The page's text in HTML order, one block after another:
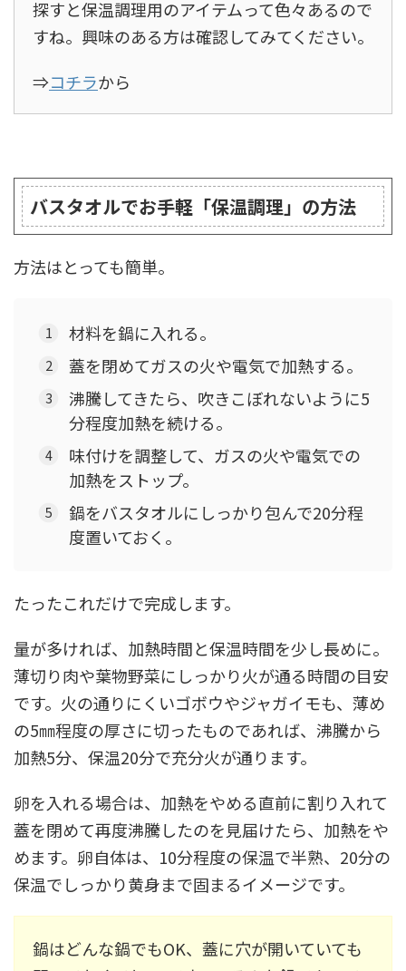
探すと保温調理用のアイテムって色々あるので
すね。興味のある方は確認してみてください。
⇒コチラから
バスタオルでお手軽「保温調理」の方法
方法はとっても簡単。
材料を鍋に入れる。
蓋を閉めてガスの火や電気で加熱する。
沸騰してきたら、吹きこぼれないように5
分程度加熱を続ける。
味付けを調整して、ガスの火や電気での
加熱をストップ。
鍋をバスタオルにしっかり包んで20分程
度置いておく。
たったこれだけで完成します。
量が多ければ、加熱時間と保温時間を少し長めに。
薄切り肉や葉物野菜にしっかり火が通る時間の目安
です。火の通りにくいゴボウやジャガイモも、薄め
の5㎜程度の厚さに切ったものであれば、沸騰から
加熱5分、保温20分で充分火が通ります。
卵を入れる場合は、加熱をやめる直前に割り入れて
蓋を閉めて再度沸騰したのを見届けたら、加熱をや
めます。卵自体は、10分程度の保温で半熟、20分の
保温でしっかり黄身まで固まるイメージです。
鍋はどんな鍋でもOK、蓋に穴が開いていても